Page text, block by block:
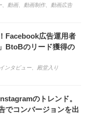
動画、 動画制作、 動画広告
Facebook広告運用者
BtoBのリード獲得の
インタビュー 殿堂入り
のトレンド。
でコンバージョンを出